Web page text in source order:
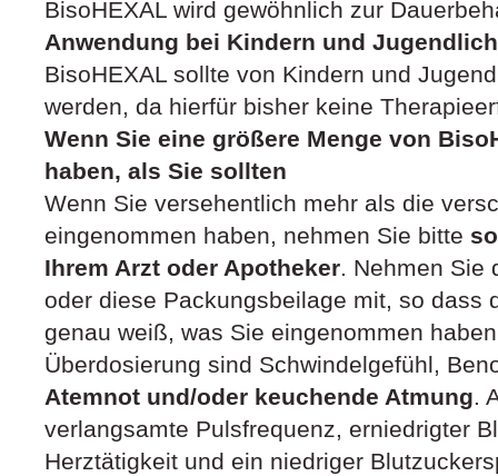
BisoHEXAL wird gewöhnlich zur
Anwendung bei Kindern und
BisoHEXAL sollte von Kindern und
werden, da hierfür bisher keine
Wenn Sie eine größere Menge von
haben, als Sie sollten
Wenn Sie versehentlich mehr als die
eingenommen haben, nehmen Sie bitte
Ihrem Arzt oder Apotheker. Nehmen Sie
oder diese Packungsbeilage mit, so dass
genau weiß, was Sie eingenommen
Überdosierung sind Schwindelgefühl,
Atemnot und/oder keuchende Atmung.
verlangsamte Pulsfrequenz, erniedrigter
Herztätigkeit und ein niedriger